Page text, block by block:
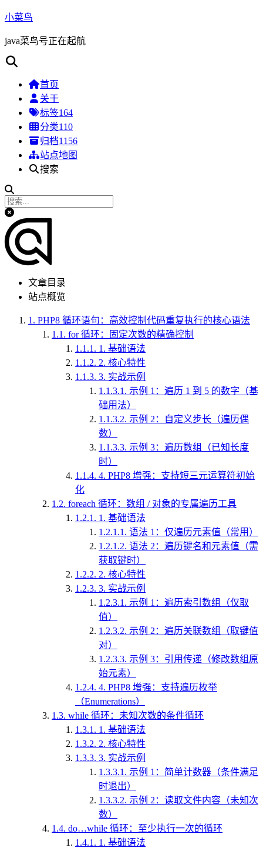
小菜鸟
java菜鸟号正在起航
首页
关于
标签164
分类110
归档1156
站点地图
搜索
文章目录
站点概览
1. PHP8 循环语句：高效控制代码重复执行的核心语法
1.1. for 循环：固定次数的精确控制
1.1.1. 1. 基础语法
1.1.2. 2. 核心特性
1.1.3. 3. 实战示例
1.1.3.1. 示例 1：遍历 1 到 5 的数字（基
础用法）
1.1.3.2. 示例 2：自定义步长（遍历偶
数）
1.1.3.3. 示例 3：遍历数组（已知长度
时）
1.1.4. 4. PHP8 增强：支持短三元运算符初始
化
1.2. foreach 循环：数组 / 对象的专属遍历工具
1.2.1. 1. 基础语法
1.2.1.1. 语法 1：仅遍历元素值（常用）
1.2.1.2. 语法 2：遍历键名和元素值（需
获取键时）
1.2.2. 2. 核心特性
1.2.3. 3. 实战示例
1.2.3.1. 示例 1：遍历索引数组（仅取
值）
1.2.3.2. 示例 2：遍历关联数组（取键值
对）
1.2.3.3. 示例 3：引用传递（修改数组原
始元素）
1.2.4. 4. PHP8 增强：支持遍历枚举
（Enumerations）
1.3. while 循环：未知次数的条件循环
1.3.1. 1. 基础语法
1.3.2. 2. 核心特性
1.3.3. 3. 实战示例
1.3.3.1. 示例 1：简单计数器（条件满足
时退出）
1.3.3.2. 示例 2：读取文件内容（未知次
数）
1.4. do…while 循环：至少执行一次的循环
1.4.1. 1. 基础语法